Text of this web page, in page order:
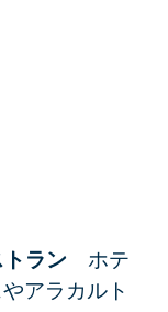
トラン ホテ
アラカルト